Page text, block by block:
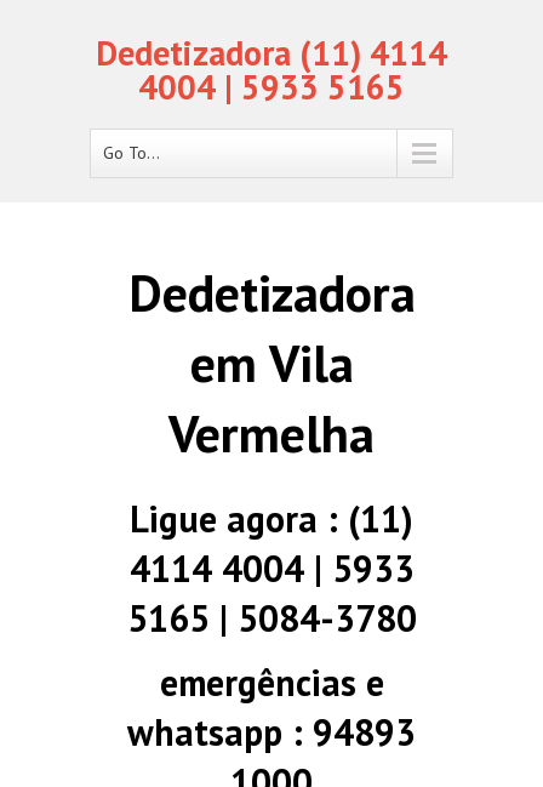
Dedetizadora (11) 4114
4004 | 5933 5165
Go To...
Dedetizadora
em Vila
Vermelha
Ligue agora : (11)
4114 4004 | 5933
5165 | 5084-3780
emergências e
whatsapp : 94893